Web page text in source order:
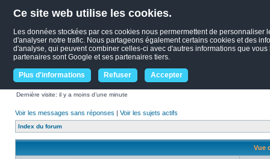
Ce site web utilise les cookies.
Les données stockées par ces cookies nous permermettent de
d'analyser notre trafic. Nous partageons également certains cookies et des
d'analyse, qui peuvent combiner celles-ci avec d'autres informations que
partenaires sont Google et ses partenaires tiers.
Plus d'informations Refuser Accepter
Dernière visite: il y a moins d’une minute
Voir les messages sans réponses | Voir les sujets actifs
Index du forum
Vue